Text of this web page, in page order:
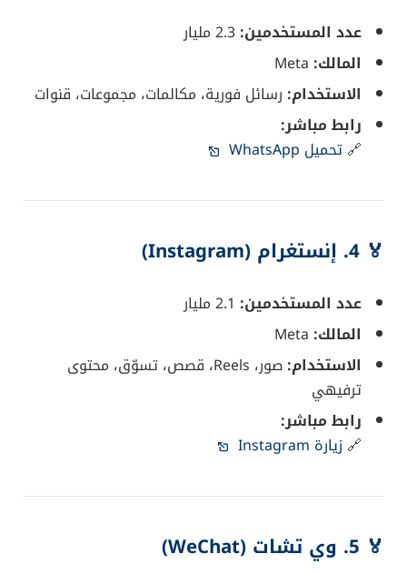
عدد المستخدمين:
المالك:
الاستخدام: رسائل فورية، مكالمات، مجموعات، قنوات
رابط مباشر:
🔗 تحميل WhatsApp
🏅 4. إنستغرام (Instagram)
عدد المستخدمين:
المالك:
الاستخدام:
صور، Reels، قصص، تسوّق، محتوى
ترفيهي
رابط مباشر:
🔗 زيارة Instagram
🏅 5. وي تشات (WeChat)